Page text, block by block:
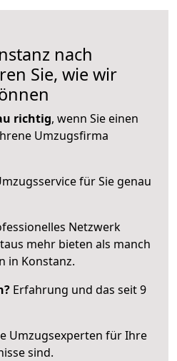
nach
Sie, wie wir
richtig, wenn Sie einen
Umzugsfirma
für Sie genau
Netzwerk
mehr bieten als manch
in Konstanz.
Erfahrung und das seit 9
Umzugsexperten für Ihre
sind.